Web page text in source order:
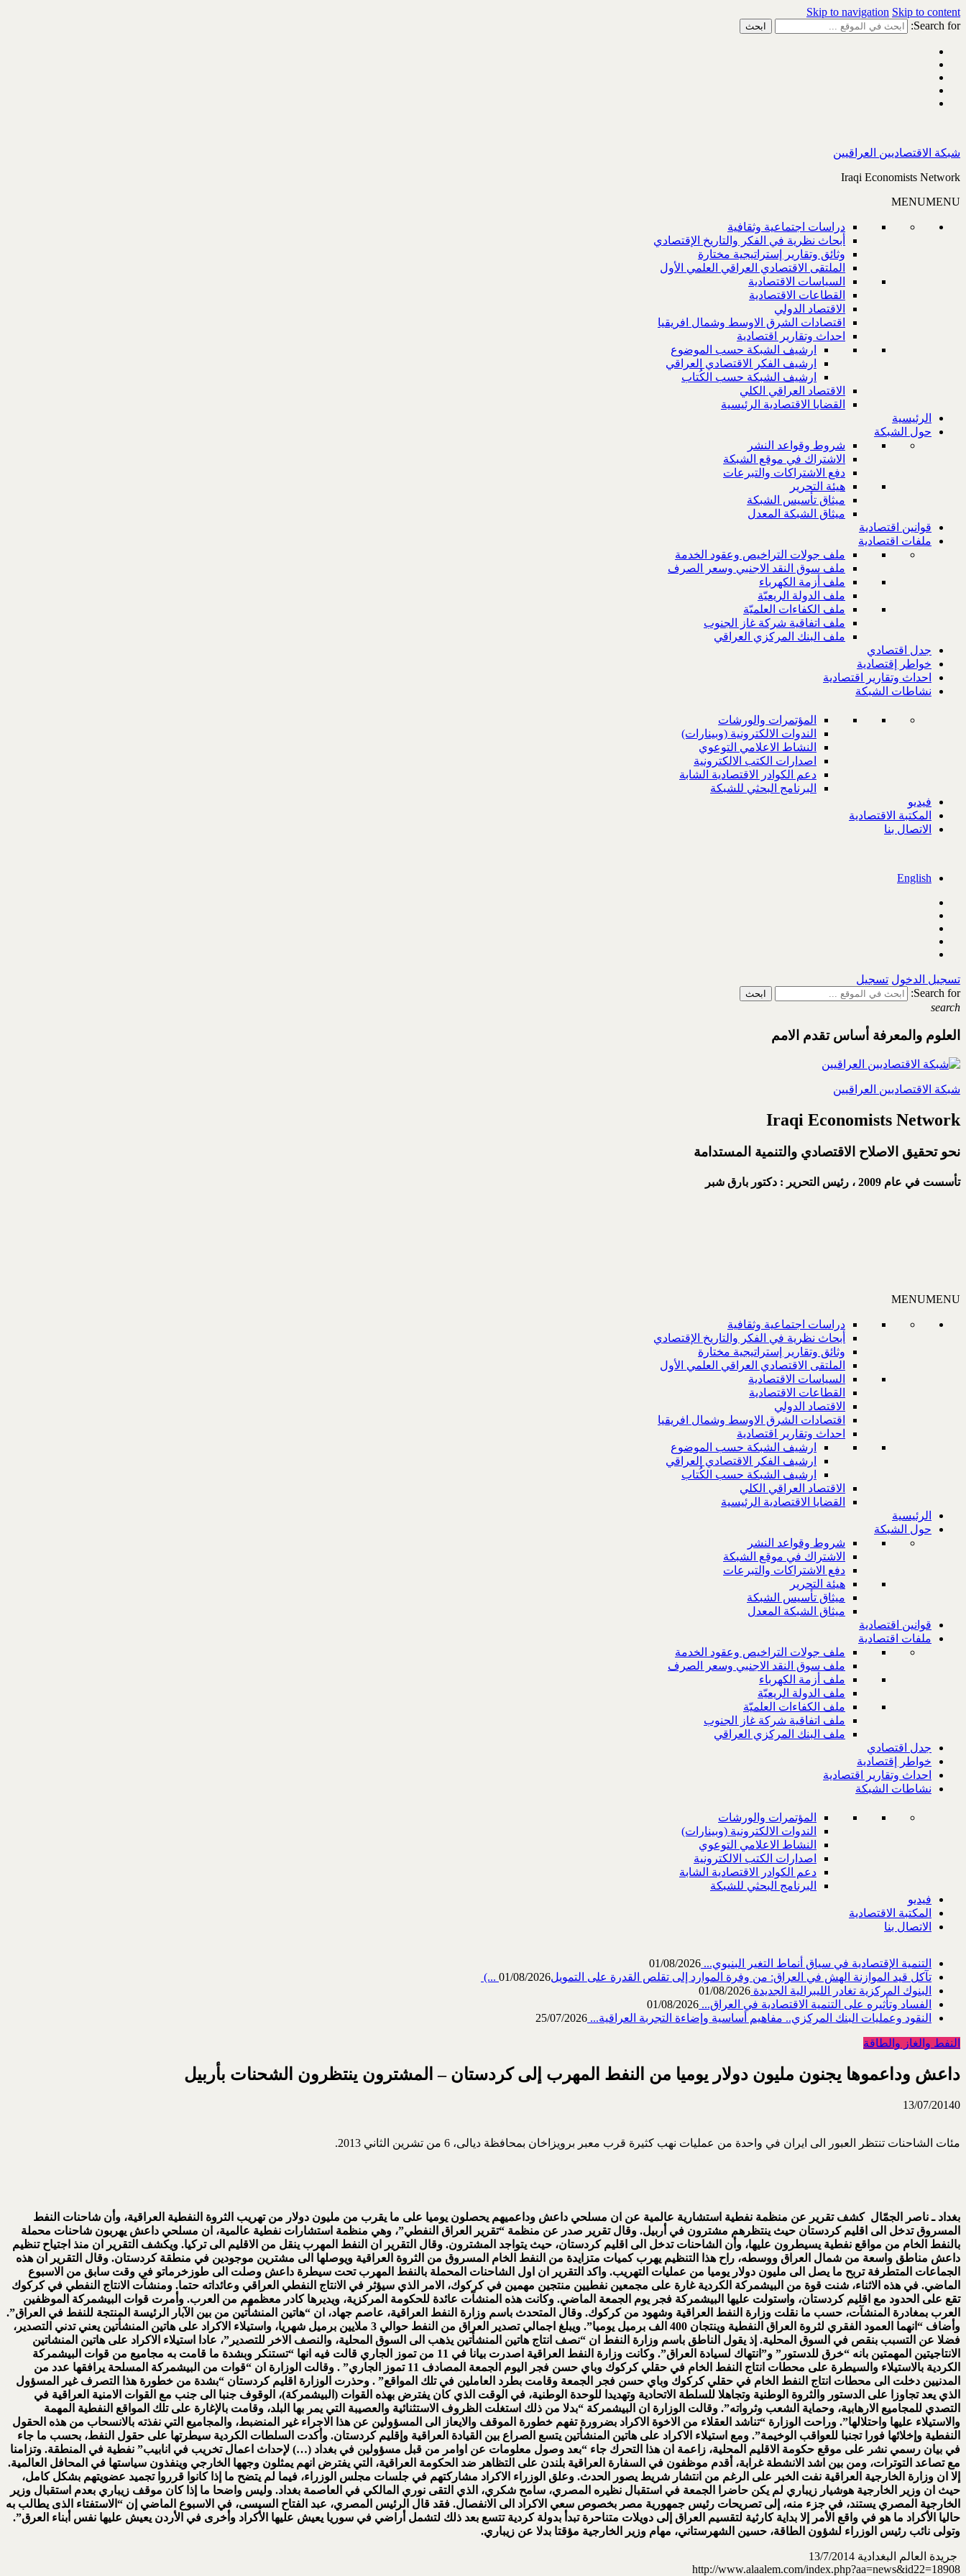
Skip to navigation Skip to content
Search for:
شبكة الاقتصاديين العراقيين
Iraqi Economists Network
MENUMENU
دراسات اجتماعية وثقافية
أبحاث نظرية في الفكر والتاريخ الإقتصادي
وثائق وتقارير إستراتيجية مختارة
الملتقى الاقتصادي العراقي العلمي الأول
السياسات الاقتصادية
القطاعات الاقتصادية
الاقتصاد الدولي
اقتصادات الشرق الاوسط وشمال افريقيا
احداث وتقارير اقتصادية
ارشيف الشبكة حسب الموضوع
ارشيف الفكر الاقتصادي العراقي
ارشيف الشبكة حسب الكُتاب
الاقتصاد العراقي الكلي
القضايا الاقتصادية الرئيسية
الرئيسية
حول الشبكة
شروط وقواعد النشر
الاشتراك في موقع الشبكة
دفع الاشتراكات والتبرعات
هيئة التحرير
ميثاق تأسيس الشبكة
ميثاق الشبكة المعدل
قوانين اقتصادية
ملفات اقتصادية
ملف جولات التراخيص وعقود الخدمة
ملف سوق النقد الاجنبي وسعر الصرف
ملف أزمة الكهرباء
ملف الدولة الريعيّة
ملف الكفاءات العلميّة
ملف اتفاقية شركة غاز الجنوب
ملف البنك المركزي العراقي
جدل اقتصادي
خواطر إقتصادية
احداث وتقارير اقتصادية
نشاطات الشبكة
المؤتمرات والورشات
الندوات الالكترونية (وبينارات)
النشاط الاعلامي التوعوي
اصدارات الكتب الالكترونية
دعم الكوادر الاقتصادية الشابة
البرنامج البحثي للشبكة
فيديو
المكتبة الاقتصادية
الاتصال بنا
English
تسجيل الدخول تسجيل
Search for:
search
العلوم والمعرفة أساس تقدم الامم
شبكة الاقتصاديين العراقيين
Iraqi Economists Network
نحو تحقيق الاصلاح الاقتصادي والتنمية المستدامة
تأسست في عام 2009 ، رئيس التحرير : دكتور بارق شبر
MENUMENU
دراسات اجتماعية وثقافية
أبحاث نظرية في الفكر والتاريخ الإقتصادي
وثائق وتقارير إستراتيجية مختارة
الملتقى الاقتصادي العراقي العلمي الأول
السياسات الاقتصادية
القطاعات الاقتصادية
الاقتصاد الدولي
اقتصادات الشرق الاوسط وشمال افريقيا
احداث وتقارير اقتصادية
ارشيف الشبكة حسب الموضوع
ارشيف الفكر الاقتصادي العراقي
ارشيف الشبكة حسب الكُتاب
الاقتصاد العراقي الكلي
القضايا الاقتصادية الرئيسية
الرئيسية
حول الشبكة
شروط وقواعد النشر
الاشتراك في موقع الشبكة
دفع الاشتراكات والتبرعات
هيئة التحرير
ميثاق تأسيس الشبكة
ميثاق الشبكة المعدل
قوانين اقتصادية
ملفات اقتصادية
ملف جولات التراخيص وعقود الخدمة
ملف سوق النقد الاجنبي وسعر الصرف
ملف أزمة الكهرباء
ملف الدولة الريعيّة
ملف الكفاءات العلميّة
ملف اتفاقية شركة غاز الجنوب
ملف البنك المركزي العراقي
جدل اقتصادي
خواطر إقتصادية
احداث وتقارير اقتصادية
نشاطات الشبكة
المؤتمرات والورشات
الندوات الالكترونية (وبينارات)
النشاط الاعلامي التوعوي
اصدارات الكتب الالكترونية
دعم الكوادر الاقتصادية الشابة
البرنامج البحثي للشبكة
فيديو
المكتبة الاقتصادية
الاتصال بنا
التنمية الإقتصادية في سياق أنماط التغير البنيوي... 01/08/2026
تآكل قيد الموازنة الهش في العراق: من وفرة الموارد إلى تقلص القدرة على التمويل‎ (...01/08/2026
البنوك المركزية تغادر الليبرالية الجديدة 01/08/2026
الفساد وتأثيره على التنمية الاقتصادية في العراق... 01/08/2026
النقود وعمليات البنك المركزي.. مفاهيم أساسية وإضاءة التجربة العراقية... 25/07/2026
النفط والغاز والطاقة
داعش وداعموها يجنون مليون دولار يوميا من النفط المهرب إلى كردستان – المشترون ينتظرون الشحنات بأربيل
13/07/20140
مئات الشاحنات تنتظر العبور الى ايران في واحدة من عمليات نهب كثيرة قرب معبر برويزاخان بمحافظة ديالى، 6 من تشرين الثاني 2013.
بغداد ـ ناصر الجمّال كشف تقرير عن منظمة نفطية استشارية عالمية عن ان مسلحي داعش وداعميهم يحصلون يوميا على ما يقرب من مليون دولار من تهريب الثروة النفطية العراقية، وأن شاحنات النفط
المسروق تدخل الى اقليم كردستان حيث ينتظرهم مشترون في أربيل. وقال تقرير صدر عن منظمة “تقرير العراق النفطي”، وهي منظمة استشارات نفطية عالمية، ان مسلحي داعش يهربون شاحنات محملة
بالنفط الخام من مواقع نفطية يسيطرون عليها، وأن الشاحنات تدخل الى اقليم كردستان، حيث يتواجد المشترون. وقال التقرير ان النفط المهرب ينقل من الاقليم الى تركيا. ويكشف التقرير ان منذ اجتياح تنظيم
داعش مناطق واسعة من شمال العراق ووسطه، راح هذا التنظيم يهرب كميات متزايدة من النفط الخام المسروق من الثروة العراقية ويوصلها الى مشترين موجودين في منطقة كردستان. وقال التقرير ان هذه
الجماعات المتطرفة تربح ما يصل الى مليون دولار يوميا من عمليات التهريب. واكد التقرير ان اول الشاحنات المحملة بالنفط المهرب تحت سيطرة داعش وصلت الى طوزخرماتو في وقت سابق من الاسبوع
الماضي. في هذه الاثناء، شنت قوة من البيشمركة الكردية غارة على مجمعين نفطيين منتجين مهمين في كركوك، الامر الذي سيؤثر في الانتاج النفطي العراقي وعائداته حتما. ومنشآت الانتاج النفطي في كركوك
تقع على الحدود مع اقليم كردستان، واستولت عليها البيشمركة فجر يوم الجمعة الماضي. وكانت هذه المنشآت عائدة للحكومة المركزية، ويديرها كادر معظمهم من العرب. وأمرت قوات البيشمركة الموظفين
العرب بمغادرة المنشآت، حسب ما نقلت وزارة النفط العراقية وشهود من كركوك. وقال المتحدث باسم وزارة النفط العراقية، عاصم جهاد، ان “هاتين المنشأتين من بين الآبار الرئيسة المنتجة للنفط في العراق”.
وأضاف “انهما العمود الفقري لثروة العراق النفطية وينتجان 400 الف برميل يوميا”. ويبلغ اجمالي تصدير العراق من النفط حوالي 3 ملايين برميل شهريا، واستيلاء الاكراد على هاتين المنشأتين يعني تدني التصدير،
فضلا عن التسبب بنقص في السوق المحلية. إذ يقول الناطق باسم وزارة النفط ان “نصف انتاج هاتين المنشأتين يذهب الى السوق المحلية، والنصف الاخر للتصدير”، عادا استيلاء الاكراد على هاتين المنشاتين
الانتاجيتين المهمتين بانه “خرق للدستور” و”انتهاك لسيادة العراق”. وكانت وزارة النفط العراقية اصدرت بيانا في 11 من تموز الجاري قالت فيه انها “تستنكر وبشدة ما قامت به مجاميع من قوات البيشمركة
الكردية بالاستيلاء والسيطرة على محطات انتاج النفط الخام في حقلي كركوك وباي حسن فجر اليوم الجمعة المصادف 11 تموز الجاري” . وقالت الوزارة ان “قوات من البيشمركة المسلحة يرافقها عدد من
المدنيين دخلت الى محطات انتاج النفط الخام في حقلي كركوك وباي حسن فجر الجمعة وقامت بطرد العاملين في تلك المواقع” . وحذرت الوزارة اقليم كردستان “بشدة من خطورة هذا التصرف غير المسؤول
الذي يعد تجاوزا على الدستور والثروة الوطنية وتجاهلا للسلطة الاتحادية وتهديدا للوحدة الوطنية، في الوقت الذي كان يفترض بهذه القوات (البيشمركة)، الوقوف جنبا الى جنب مع القوات الامنية العراقية في
التصدي للمجاميع الارهابية، وحماية الشعب وثرواته”. وقالت الوزارة ان البيشمركة “بدلا من ذلك استغلت الظروف الاستثنائية والعصيبة التي يمر بها البلد، وقامت بالإغارة على تلك المواقع النفطية المهمة
والاستيلاء عليها واحتلالها”. وراحت الوزارة “تناشد العقلاء من الاخوة الاكراد بضرورة تفهم خطورة الموقف والايعاز الى المسؤولين عن هذا الاجراء غير المنضبط، والمجاميع التي نفذته بالانسحاب من هذه الحقول
النفطية وإخلائها فورا تجنبا للعواقب الوخيمة”. ومع استيلاء الاكراد على هاتين المنشأتين يتسع الصراع بين القيادة العراقية وإقليم كردستان. وأكدت السلطات الكردية سيطرتها على حقول النفط، بحسب ما جاء
في بيان رسمي نشر على موقع حكومة الاقليم المحلية، زاعمة ان هذا التحرك جاء “بعد وصول معلومات عن اوامر من قبل مسؤولين في بغداد (…) لإحداث اعمال تخريب في انابيب” نفطية في المنطقة. وتزامنا
مع تصاعد التوترات، ومن بين اشد الانشطة غرابة، أقدم موظفون في السفارة العراقية بلندن على التظاهر ضد الحكومة العراقية، التي يفترض انهم يمثلون وجهها الخارجي وينفذون سياستها في المحافل العالمية.
إلا ان وزارة الخارجية العراقية نفت الخبر على الرغم من انتشار شريط يصور الحدث. وعلق الوزراء الاكراد مشاركتهم في جلسات مجلس الوزراء، فيما لم يتضح ما إذا كانوا قرروا تجميد عضويتهم بشكل كامل،
حيث ان وزير الخارجية هوشيار زيباري لم يكن حاضرا الجمعة في استقبال نظيره المصري، سامح شكري، الذي التقى نوري المالكي في العاصمة بغداد. وليس واضحا ما إذا كان موقف زيباري بعدم استقبال وزير
الخارجية المصري يستند، في جزء منه، إلى تصريحات رئيس جمهورية مصر بخصوص سعي الاكراد الى الانفصال. فقد قال الرئيس المصري، عبد الفتاح السيسى، في الاسبوع الماضي إن “الاستفتاء الذى يطالب به
حاليا الأكراد ما هو في واقع الأمر إلا بداية كارثية لتقسيم العراق إلى دويلات متناحرة تبدأ بدولة كردية تتسع بعد ذلك لتشمل أراضي في سوريا يعيش عليها الأكراد وأخرى في الأردن يعيش عليها نفس أبناء العرق”.
وتولى نائب رئيس الوزراء لشؤون الطاقة، حسين الشهرستاني، مهام وزير الخارجية مؤقتا بدلا عن زيباري.
جريدة العالم البغدادية 13/7/2014
http://www.alaalem.com/index.php?aa=news&id22=18908